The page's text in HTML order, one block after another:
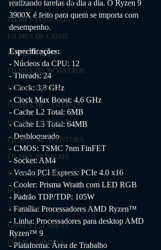
FILMES DE COMÉDIA
FILMES POLICIAL
FILMES DE CRIME
FILMES FICÇÃO
FILMES DE MONSTROS
FILMES DRAMA
FILMES DE FANTASIA
FILMES ROMANCE
FILMES DE AVENTURA
FILMES MUSICAIS
FILMES DE GUERRA
PS3
XBOX 360
GAMES EM BREVE
FILMES FAMÍLIA
realizando tarefas do dia a dia. O Ryzen 9
3900X é feito para quem se importa com
desempenho.
Especificações:
- Núcleos da CPU: 12
- Threads: 24
- Clock: 3,8 GHz
- Clock Max Boost: 4,6 GHz
- Cache L2 Total: 6MB
- Cache L3 Total: 64MB
- Desbloqueado
- CMOS: TSMC 7nm FinFET
- Socket: AM4
- Versão PCI Express: PCIe 4.0 x16
- Cooler: Prisma Wraith com LED RGB
- Padrão TDP/TDP: 105W
- Família: Processadores AMD Ryzen™
- Linha: Processadores para desktop AMD
Ryzen™ 9
- Plataforma: Área de Trabalho